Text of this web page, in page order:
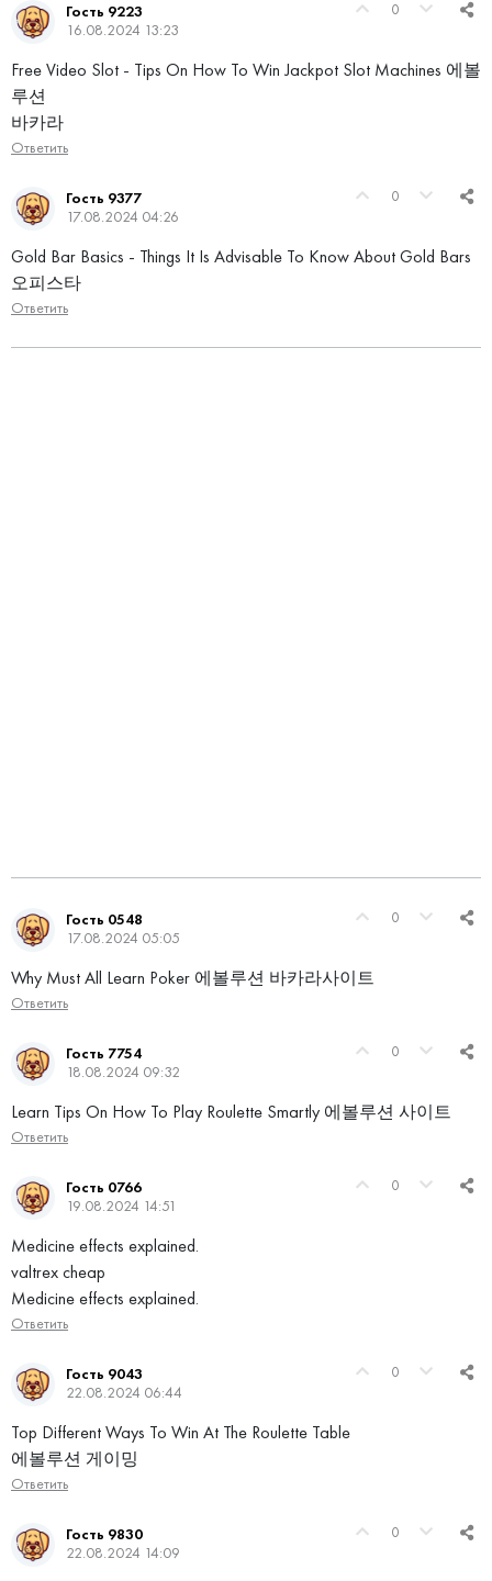
0
Гость 9223
16.08.2024 13:23
Free Video Slot - Tips On How To Win Jackpot Slot Machines 에볼
루션
바카라
Ответить
0
Гость 9377
17.08.2024 04:26
Gold Bar Basics - Things It Is Advisable To Know About Gold Bars
오피스타
Ответить
0
Гость 0548
17.08.2024 05:05
Why Must All Learn Poker 에볼루션 바카라사이트
Ответить
0
Гость 7754
18.08.2024 09:32
Learn Tips On How To Play Roulette Smartly 에볼루션 사이트
Ответить
0
Гость 0766
19.08.2024 14:51
Medicine effects explained.
valtrex cheap
Medicine effects explained.
Ответить
0
Гость 9043
22.08.2024 06:44
Top Different Ways To Win At The Roulette Table
에볼루션 게이밍
Ответить
0
Гость 9830
22.08.2024 14:09